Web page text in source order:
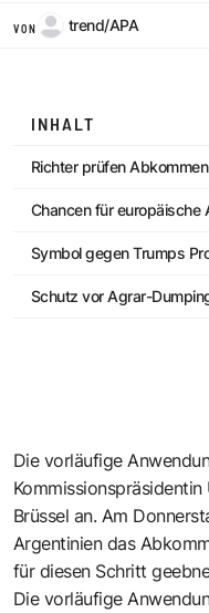
VON trend/APA
INHALT
Richter prüfen Abkommen
Chancen für europäische
Symbol gegen Trumps
Schutz vor Agrar-
Die vorläufige
Brüssel an. Am
Argentinien das
für diesen Schritt
Die vorläufige